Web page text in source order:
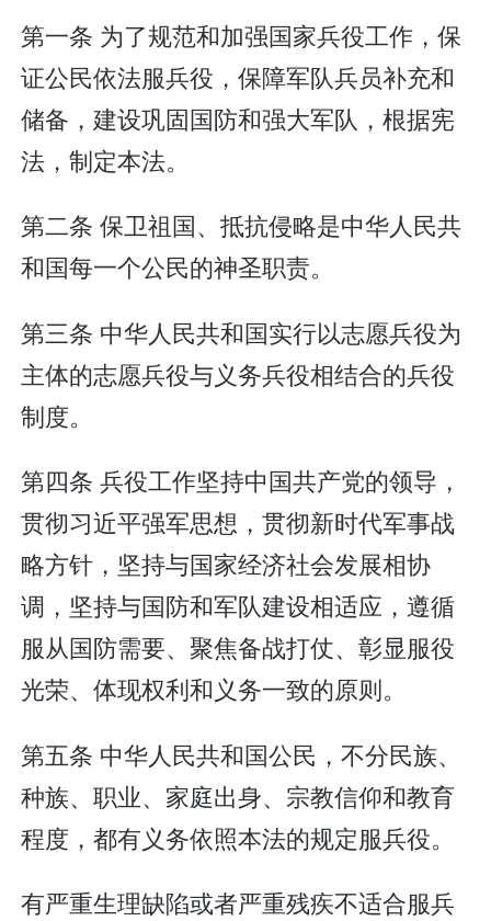
第一条 为了规范和加强国家兵役工作，保
证公民依法服兵役，保障军队兵员补充和
储备，建设巩固国防和强大军队，根据宪
法，制定本法。
第二条 保卫祖国、抵抗侵略是中华人民共
和国每一个公民的神圣职责。
第三条 中华人民共和国实行以志愿兵役为
主体的志愿兵役与义务兵役相结合的兵役
制度。
第四条 兵役工作坚持中国共产党的领导，
贯彻习近平强军思想，贯彻新时代军事战
略方针，坚持与国家经济社会发展相协
调，坚持与国防和军队建设相适应，遵循
服从国防需要、聚焦备战打仗、彰显服役
光荣、体现权利和义务一致的原则。
第五条 中华人民共和国公民，不分民族、
种族、职业、家庭出身、宗教信仰和教育
程度，都有义务依照本法的规定服兵役。
有严重生理缺陷或者严重残疾不适合服兵